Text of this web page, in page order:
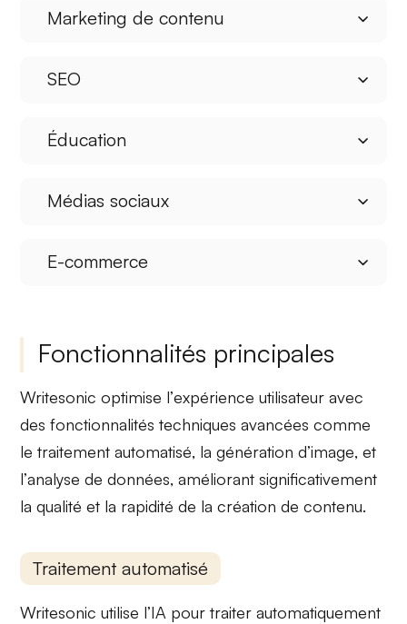
Marketing de contenu
SEO
Éducation
Médias sociaux
E-commerce
Fonctionnalités principales
Writesonic optimise l’expérience utilisateur avec
des fonctionnalités techniques avancées comme
letraitement automatisé, lagénération d’image, et
l’analyse de données, améliorant significativement
la qualité et la rapidité de la création de contenu.
Traitement automatisé
Writesonic utilise l’IA pour traiter automatiquement